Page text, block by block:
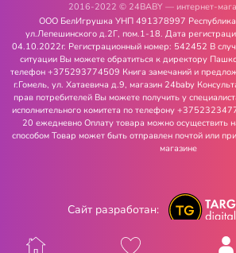
2016-2022 © 24BABY — интернет-
ООО БелИгрушка УНП 491378997 Республика
ул.Лепешинского д.2Г, пом.1-18. Дата
04.10.2022г. Регистрационный номер: 542452 В
ситуации Вы можете обратиться к директору
телефон +375293774509 Книга замечаний и
г.Гомель, ул. Хатаевича д.9, магазин 24baby
прав потребителей Вы можете получить у
исполнительного комитета по телефону
20 ежедневно Оплату товара можно осуществить
способом Товар может быть отправлен почтой или
магазине
Сайт разработан: